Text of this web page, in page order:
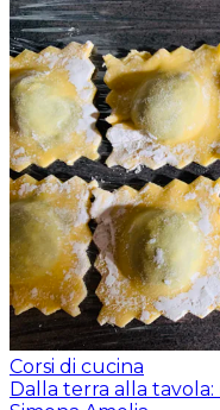
Corsi di cucina
Dalla terra alla